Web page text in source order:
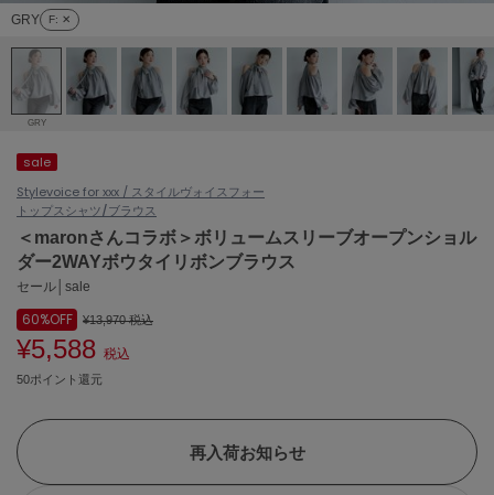
/ランジェリー (127)
ェア (121)
(124)
AMOMMA
アモマ
ánuans
アニュアンス
ànuke
アンヌーク
ASICS
アシックス
Ballelite
バレリット
BANDOLIER
Barbour
バブアー
GRY F: ✕
GRY
sale
Stylevoice for xxx / スタイルヴォイスフォー
トップスシャツ/ブラウス
＜maronさんコラボ＞ボリュームスリーブオープンショル
ダー2WAYボウタイリボンブラウス
セール│sale
60%OFF ¥13,970税込
¥5,588 税込
50ポイント還元
再入荷お知らせ